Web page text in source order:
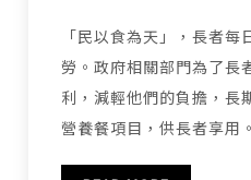
「民以食為天」，長者
勞。政府相關部門為了長
利，減輕他們的負擔，長
營養餐項目，供長者享用